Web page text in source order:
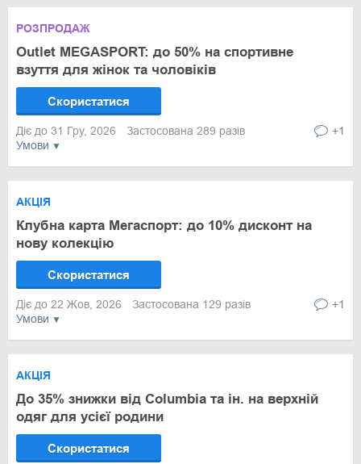
Умови
РОЗПРОДАЖ
Outlet MEGASPORT: до 50% на спортивне
взуття для жінок та чоловіків
Скористатися
Діє до 31 Гру, 2026 Застосована 289 разів +1
Умови
АКЦІЯ
Клубна карта Мегаспорт: до 10% дисконт на
нову колекцію
Скористатися
Діє до 22 Жов, 2026 Застосована 129 разів +1
АКЦІЯ
До 35% знижки від Columbia та ін. на верхній
одяг для усієї родини
Скористатися